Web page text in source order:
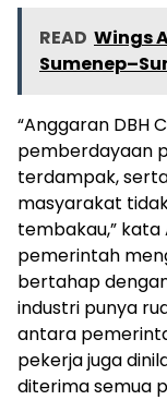
READ Wings
“Anggaran DBH
pemberdayaan
terdampak,
masyarakat
tembakau,”
pemerintah
bertahap
industri punya
antara
pekerja juga
diterima semua